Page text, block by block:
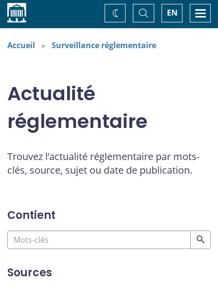
Accueil EN
Basculer
la
recherche
Changez
de
thème
Accueil Surveillance réglementaire
Actualité
réglementaire
Trouvez l’actualité réglementaire par mots-
clés, source, sujet ou date de publication.
Contient
Sources